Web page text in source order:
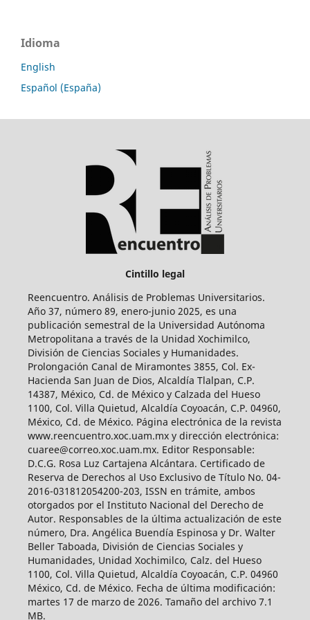
Idioma
English
Español (España)
Cintillo legal
Reencuentro. Análisis de Problemas Universitarios.
Año 37, número 89, enero-junio 2025, es una
publicación semestral de la Universidad Autónoma
Metropolitana a través de la Unidad Xochimilco,
División de Ciencias Sociales y Humanidades.
Prolongación Canal de Miramontes 3855, Col. Ex-
Hacienda San Juan de Dios, Alcaldía Tlalpan, C.P.
14387, México, Cd. de México y Calzada del Hueso
1100, Col. Villa Quietud, Alcaldía Coyoacán, C.P. 04960,
México, Cd. de México. Página electrónica de la revista
www.reencuentro.xoc.uam.mx y dirección electrónica:
cuaree@correo.xoc.uam.mx. Editor Responsable:
D.C.G. Rosa Luz Cartajena Alcántara. Certificado de
Reserva de Derechos al Uso Exclusivo de Título No. 04-
2016-031812054200-203, ISSN en trámite, ambos
otorgados por el Instituto Nacional del Derecho de
Autor. Responsables de la última actualización de este
número, Dra. Angélica Buendía Espinosa y Dr. Walter
Beller Taboada, División de Ciencias Sociales y
Humanidades, Unidad Xochimilco, Calz. del Hueso
1100, Col. Villa Quietud, Alcaldía Coyoacán, C.P. 04960
México, Cd. de México. Fecha de última modificación:
martes 17 de marzo de 2026. Tamaño del archivo 7.1
MB.